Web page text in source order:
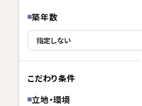
築年数
こだわり条件
立地・環境